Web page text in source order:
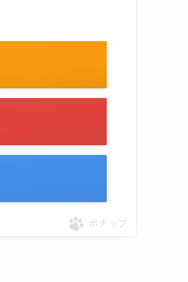
ポチップ